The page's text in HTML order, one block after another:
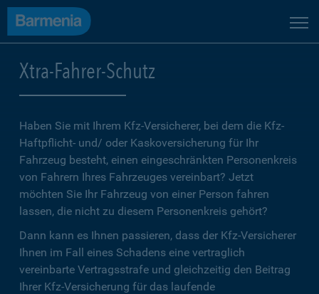
Xtra-Fahrer-Schutz
Haben Sie mit Ihrem Kfz-Versicherer, bei dem die Kfz-
Haftpflicht- und/ oder Kaskoversicherung für Ihr
Fahrzeug besteht, einen eingeschränkten Personenkreis
von Fahrern Ihres Fahrzeuges vereinbart? Jetzt
möchten Sie Ihr Fahrzeug von einer Person fahren
lassen, die nicht zu diesem Personenkreis gehört?
Dann kann es Ihnen passieren, dass der Kfz-Versicherer
Ihnen im Fall eines Schadens eine vertraglich
vereinbarte Vertragsstrafe und gleichzeitig den Beitrag
Ihrer Kfz-Versicherung für das laufende